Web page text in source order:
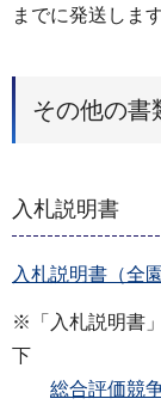
までに発送します
その他の書
入札説明書
入札説明書（全
※「入札説明書
下
総合評価競